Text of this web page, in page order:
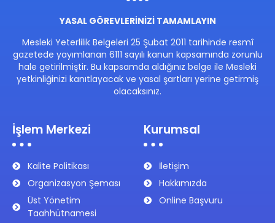
YASAL GÖREVLERİNİZİ TAMAMLAYIN
Mesleki Yeterlilik Belgeleri 25 Şubat 2011 tarihinde resmî
gazetede yayımlanan 6111 sayılı kanun kapsamında zorunlu
hale getirilmiştir. Bu kapsamda aldığınız belge ile Mesleki
yetkinliğinizi kanıtlayacak ve yasal şartları yerine getirmiş
olacaksınız.
İşlem Merkezi
Kalite Politikası
Organizasyon Şeması
Üst Yönetim
Taahhütnamesi
Kurumsal
İletişim
Hakkımızda
Online Başvuru